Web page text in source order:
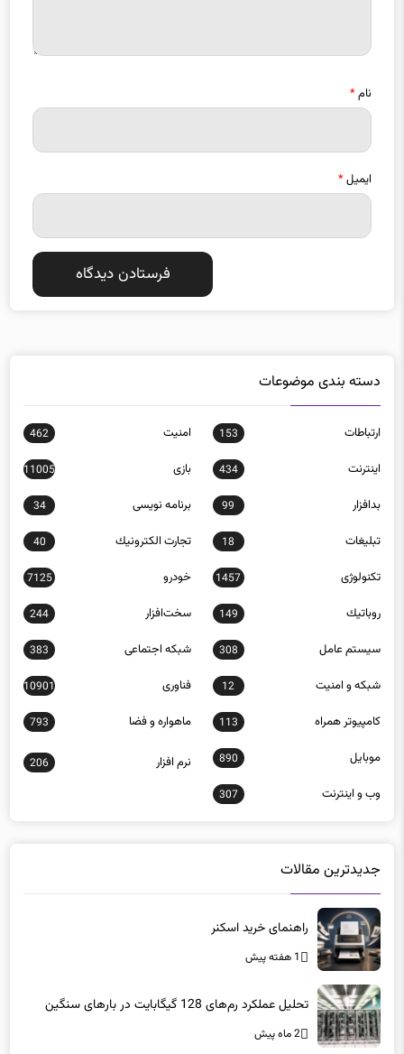
نام*
ایمیل*
دسته بندی موضوعات
ارتباطات 153 امنيت 462
اينترنت 434 بازی 11005
بدافزار 99 برنامه نويسی 34
تبلیغات 18 تجارت الكترونيك 40
تکنولوژی 1457 خودرو 7125
روباتيك 149 سخت‌افزار 244
سيستم عامل 308 شبكه اجتماعی 383
شبكه و امنيت 12 فناوری 10901
كامپيوتر همراه 113 ماهواره و فضا 793
موبايل 890 نرم افزار 206
وب و اينترنت 307
جدیدترین مقالات
راهنمای خرید اسکنر
1 هفته پیش
تحلیل عملکرد رم‌های 128 گیگابایت در بارهای سنگین
2 ماه پیش